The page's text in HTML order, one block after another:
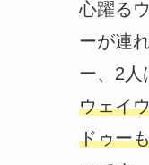
心躍る
ーが連
ー、2人
ウェイ
ドゥー